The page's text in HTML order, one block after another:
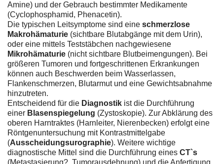
Amine) und der Gebrauch bestimmter Medikamente
(Cyclophosphamid, Phenacetin).
Die typischen Leitsymptome sind eine schmerzlose
Makrohämaturie (sichtbare Blutabgänge mit dem Urin),
oder eine mittels Teststäbchen nachgewiesene
Mikrohämaturie (nicht sichtbare Blutbeimengungen). Bei
größeren Tumoren und fortgeschrittenen Erkrankungen
können auch Beschwerden beim Wasserlassen,
Flankenschmerzen, Blutarmut und eine Gewichtsabnahme
hinzutreten.
Entscheidend für die Diagnostik ist die Durchführung
einer Blasenspiegelung (Zystoskopie). Zur Abklärung des
oberen Harntraktes (Harnleiter, Nierenbecken) erfolgt eine
Röntgenuntersuchung mit Kontrastmittelgabe
(Ausscheidungsurographie). Weitere wichtige
diagnostische Mittel sind die Durchführung eines CT`s
(Metastasierung?, Tumorausdehnung) und die Anfertigung